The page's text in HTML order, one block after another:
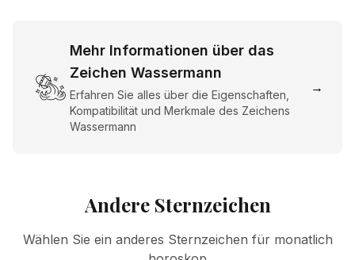
Mehr Informationen über das
Zeichen Wassermann
Erfahren Sie alles über die Eigenschaften,
Kompatibilität und Merkmale des Zeichens
Wassermann
→
Andere Sternzeichen
Wählen Sie ein anderes Sternzeichen für monatlich